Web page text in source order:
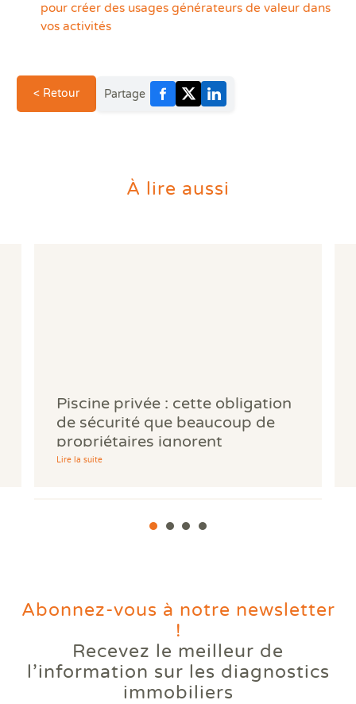
pour créer des usages générateurs de valeur dans
vos activités
< Retour Partage
À lire aussi
Piscine privée : cette obligation
de sécurité que beaucoup de
propriétaires ignorent
Lire la suite
Votre logement reste trop
chaud l'été ? Comprendre le
phénomène des bouilloires
Abonnez-vous à notre newsletter
!
Recevez le meilleur de
l’information sur les diagnostics
immobiliers